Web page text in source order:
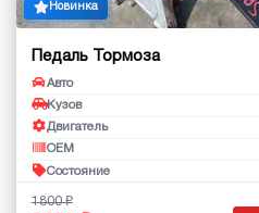
Новинка
Педаль Тормоза
Авто
Кузов
Двигатель
OEM
Состояние
1800